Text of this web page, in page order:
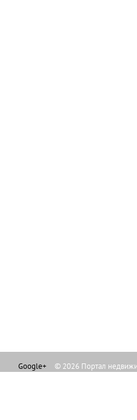
Google+ © 2026 Портал